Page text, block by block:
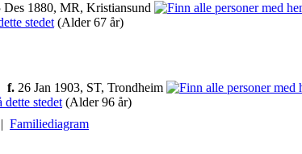
Des 1880, MR, Kristiansund
(Alder 67 år)
f. 26 Jan 1903, ST, Trondheim
(Alder 96 år)
| Familiediagram